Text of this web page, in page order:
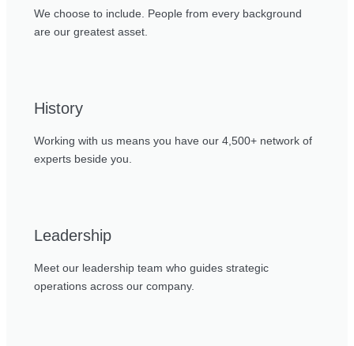
We choose to include. People from every background
are our greatest asset.
History
Working with us means you have our 4,500+ network of
experts beside you.
Leadership
Meet our leadership team who guides strategic
operations across our company.